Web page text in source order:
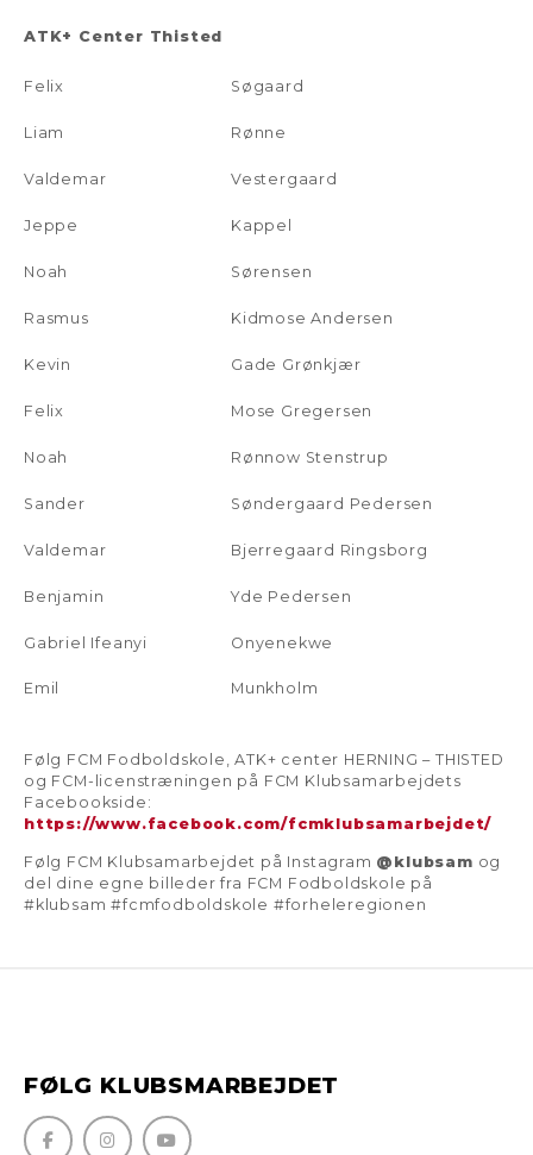
ATK+ Center Thisted
Felix Søgaard
Liam Rønne
Valdemar Vestergaard
Jeppe Kappel
Noah Sørensen
Rasmus Kidmose Andersen
Kevin Gade Grønkjær
Felix Mose Gregersen
Noah Rønnow Stenstrup
Sander Søndergaard Pedersen
Valdemar Bjerregaard Ringsborg
Benjamin Yde Pedersen
Gabriel Ifeanyi Onyenekwe
Emil Munkholm
Følg FCM Fodboldskole, ATK+ center HERNING – THISTED
og FCM-licenstræningen på FCM Klubsamarbejdets
Facebookside:
https://www.facebook.com/fcmklubsamarbejdet/
Følg FCM Klubsamarbejdet på Instagram @klubsam og
del dine egne billeder fra FCM Fodboldskole på
#klubsam #fcmfodboldskole #forheleregionen
FØLG KLUBSMARBEJDET